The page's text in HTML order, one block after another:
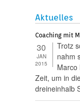
Aktuelles
Coaching mit
30
JAN
2015
Trotz
nahm
Marco
Zeit, um in
dreineinhalb